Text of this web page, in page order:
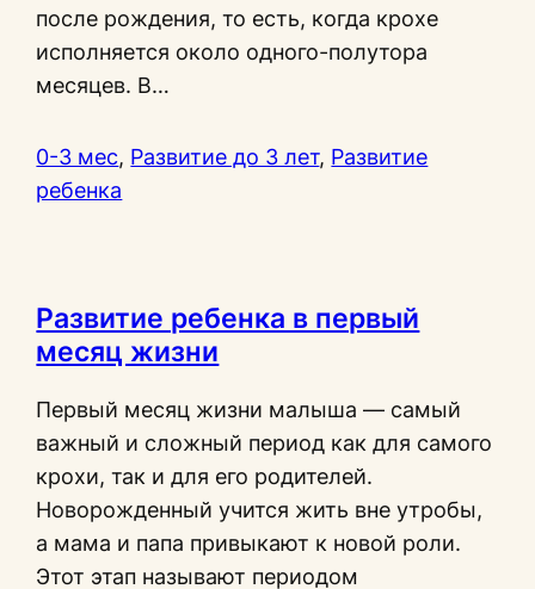
после рождения, то есть, когда крохе
исполняется около одного-полутора
месяцев. В…
0-3 мес, Развитие до 3 лет, Развитие
ребенка
Развитие ребенка в первый
месяц жизни
Первый месяц жизни малыша — самый
важный и сложный период как для самого
крохи, так и для его родителей.
Новорожденный учится жить вне утробы,
а мама и папа привыкают к новой роли.
Этот этап называют периодом